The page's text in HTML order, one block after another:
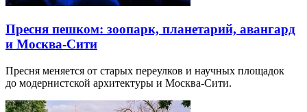
Пресня пешком: зоопарк, планетарий, авангард
и Москва-Сити
Пресня меняется от старых переулков и научных площадок
до модернистской архитектуры и Москва-Сити.